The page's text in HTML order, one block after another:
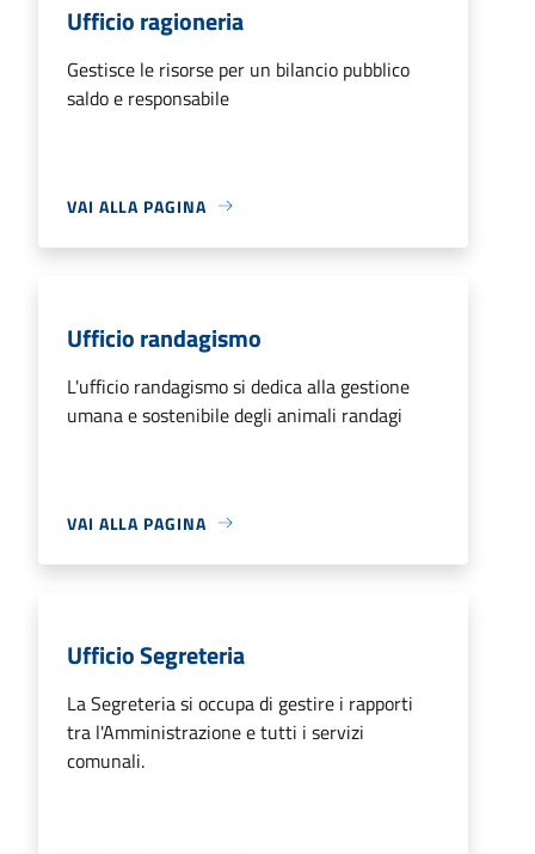
Ufficio ragioneria
Gestisce le risorse per un bilancio pubblico
saldo e responsabile
VAI ALLA PAGINA
Ufficio randagismo
L'ufficio randagismo si dedica alla gestione
umana e sostenibile degli animali randagi
VAI ALLA PAGINA
Ufficio Segreteria
La Segreteria si occupa di gestire i rapporti
tra l'Amministrazione e tutti i servizi
comunali.